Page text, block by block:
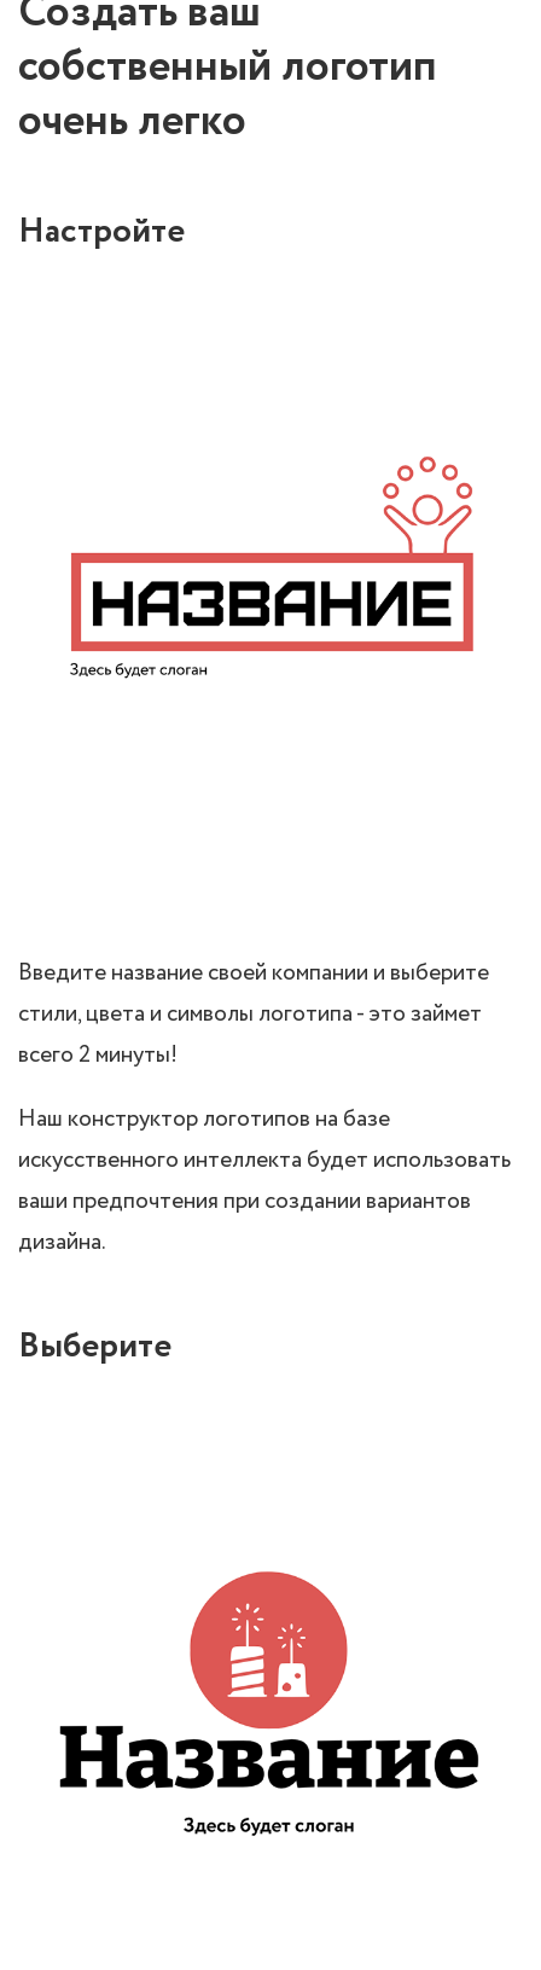
собственный логотип
очень легко
Настройте
Введите название своей компании и выберите
стили, цвета и символы логотипа - это займет
всего 2 минуты!
Наш конструктор логотипов на базе
искусственного интеллекта будет использовать
ваши предпочтения при создании вариантов
дизайна.
Выберите